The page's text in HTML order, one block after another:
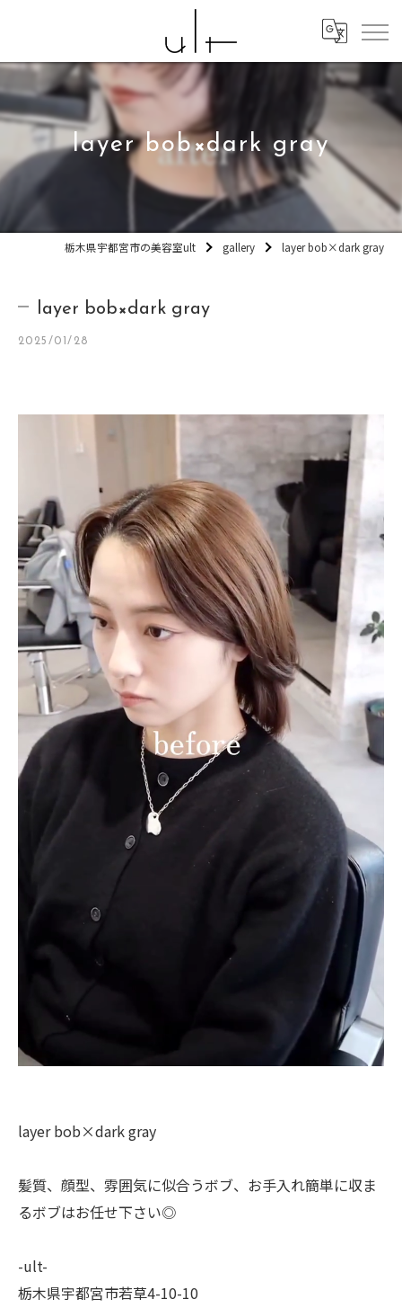
layer bob×dark gray
栃木県宇都宮市の美容室ult gallery layer bob×dark gray
layer bob×dark gray
2025/01/28
layer bob×dark gray
髪質、顔型、雰囲気に似合うボブ、お手入れ簡単に収ま
るボブはお任せ下さい◎
-ult-
栃木県宇都宮市若草4-10-10